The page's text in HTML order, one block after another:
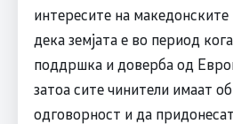
интересите на македонските
дека земјата е во период
поддршка и доверба од
затоа сите чинители имаат
одговорност и да